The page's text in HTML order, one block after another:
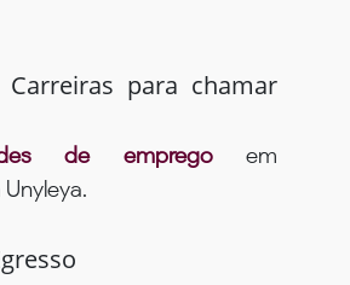
para chamar
de empregoem